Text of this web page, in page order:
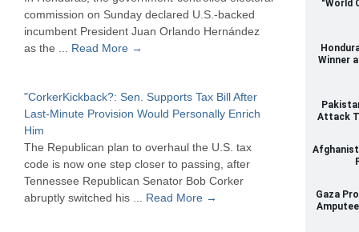
commission on Sunday declared U.S.-backed
incumbent President Juan Orlando Hernández
as the ... Read More →
"CorkerKickback?: Sen. Supports Tax Bill After
Last-Minute Provision Would Personally Enrich
Him
The Republican plan to overhaul the U.S. tax
code is now one step closer to passing, after
Tennessee Republican Senator Bob Corker
abruptly switched his ... Read More →
"World
Winner
Attack
Gaza